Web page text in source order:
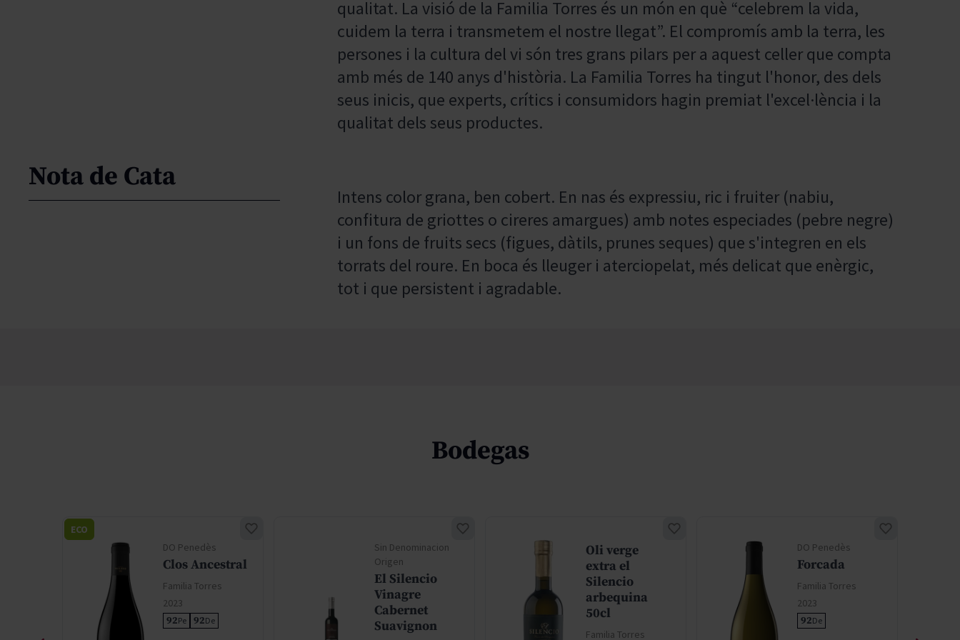
qualitat. La visió de la Familia Torres és un món en què “celebrem la vida,
cuidem la terra i transmetem el nostre llegat”. El compromís amb la terra, les
persones i la cultura del vi són tres grans pilars per a aquest celler que compta
amb més de 140 anys d'història. La Familia Torres ha tingut l'honor, des dels
seus inicis, que experts, crítics i consumidors hagin premiat l'excel·lència i la
qualitat dels seus productes.
Nota de Cata
Intens color grana, ben cobert. En nas és expressiu, ric i fruiter (nabiu,
confitura de griottes o cireres amargues) amb notes especiades (pebre negre)
i un fons de fruits secs (figues, dàtils, prunes seques) que s'integren en els
torrats del roure. En boca és lleuger i aterciopelat, més delicat que enèrgic,
tot i que persistent i agradable.
Bodegas
DO Penedès
Clos Ancestral
Familia Torres
2023
92Pe 92De
ECO
Sin Denominacion
Origen
El Silencio
Vinagre
Cabernet
Suavignon
Oli verge
extra el
Silencio
arbequina
50cl
Familia Torres
DO Penedès
Forcada
Familia Torres
2023
92De